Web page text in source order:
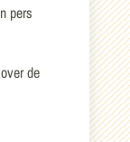
pers
de